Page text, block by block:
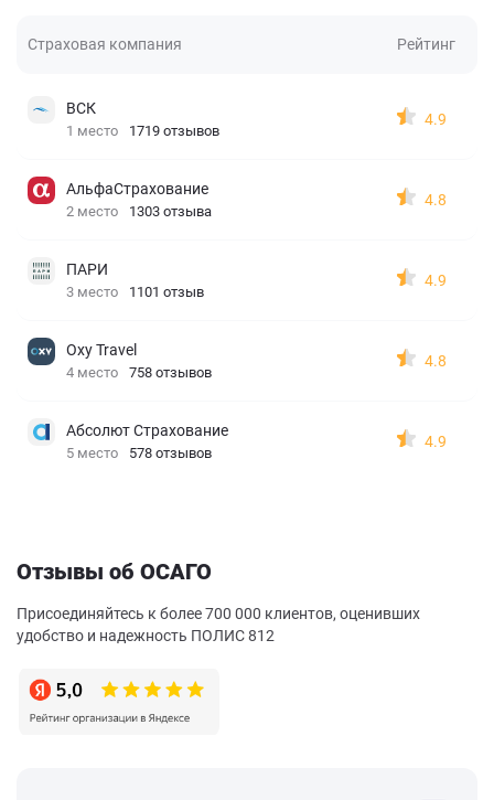
Страховая компания Рейтинг
ВСК
1 место 1719 отзывов
4.9
АльфаСтрахование
2 место 1303 отзыва
4.8
ПАРИ
3 место 1101 отзыв
4.9
Oxy Travel
4 место 758 отзывов
4.8
Абсолют Страхование
5 место 578 отзывов
4.9
Отзывы об ОСАГО
Присоединяйтесь к более 700 000 клиентов, оценивших
удобство и надежность ПОЛИС 812